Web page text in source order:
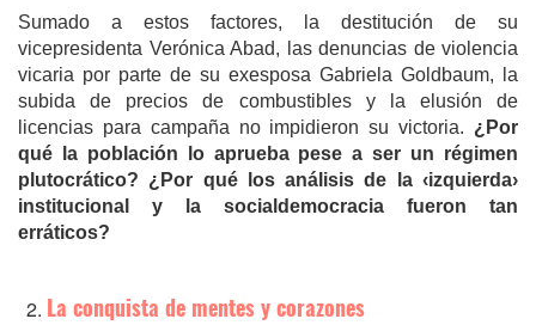
Sumado a estos factores, la destitución de su
vicepresidenta Verónica Abad, las denuncias de violencia
vicaria por parte de su exesposa Gabriela Goldbaum, la
subida de precios de combustibles y la elusión de
licencias para campaña no impidieron su victoria. ¿Por
qué la población lo aprueba pese a ser un régimen
plutocrático? ¿Por qué los análisis de la ‹izquierda›
institucional y la socialdemocracia fueron tan
erráticos?
La conquista de mentes y corazones